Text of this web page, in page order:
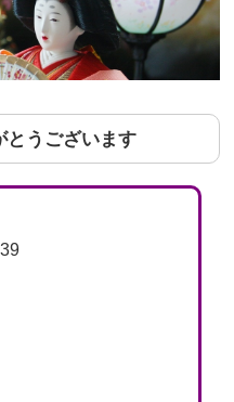
とうございます